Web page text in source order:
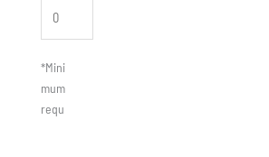
*Mini
mum
requ